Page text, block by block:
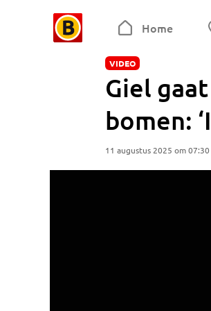
Home
VIDEO
Giel
bomen:
11 augustus 2025 om